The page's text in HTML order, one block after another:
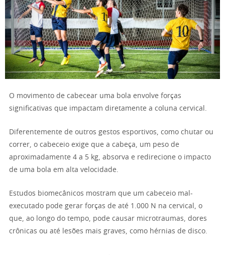
O movimento de cabecear uma bola envolve forças
significativas que impactam diretamente a coluna cervical.
Diferentemente de outros gestos esportivos, como chutar ou
correr, o cabeceio exige que a cabeça, um peso de
aproximadamente 4 a 5 kg, absorva e redirecione o impacto
de uma bola em alta velocidade.
Estudos biomecânicos mostram que um cabeceio mal-
executado pode gerar forças de até 1.000 N na cervical, o
que, ao longo do tempo, pode causar microtraumas, dores
crônicas ou até lesões mais graves, como hérnias de disco.